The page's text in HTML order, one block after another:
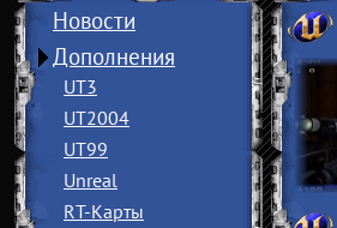
Новости
Дополнения
UT3
UT2004
UT99
Unreal
RT-Карты